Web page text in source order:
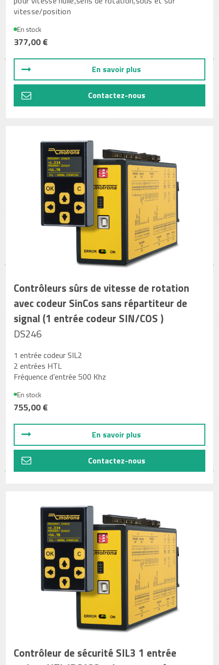
vitesse/position
En stock
377,00 €
En savoir plus
Contactez-nous
Contrôleurs sûrs de vitesse de rotation
avec codeur SinCos sans répartiteur de
signal (1 entrée codeur SIN/COS )
DS246
1 entrée codeur SIL2
2 entrées HTL
Fréquence d’entrée 500 Khz
En stock
755,00 €
En savoir plus
Contactez-nous
Contrôleur de sécurité SIL3 1 entrée